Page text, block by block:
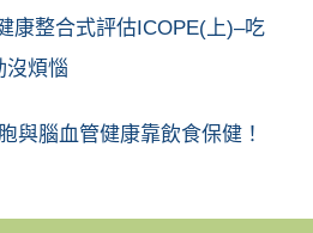
康整合式評估ICOPE(上)–吃
沒煩惱
與腦血管健康靠飲食保健！